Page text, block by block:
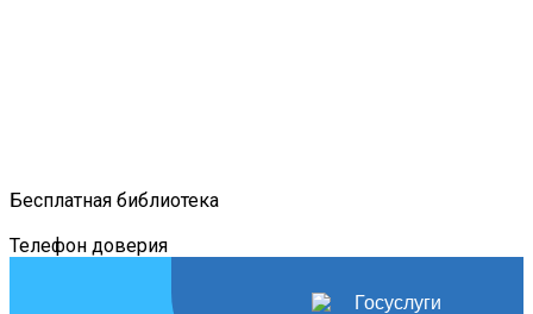
Бесплатная библиотека
Телефон доверия